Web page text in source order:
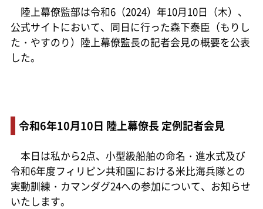
陸上幕僚監部は令和6（2024）年10月10日（木）、
公式サイトにおいて、同日に行った森下泰臣（もりし
た・やすのり）陸上幕僚監長の記者会見の概要を公表
した。
令和6年10月10日 陸上幕僚長 定例記者会見
本日は私から2点、小型級船舶の命名・進水式及び
令和6年度フィリピン共和国における米比海兵隊との
実動訓練・カマンダグ24への参加について、お知らせ
いたします。